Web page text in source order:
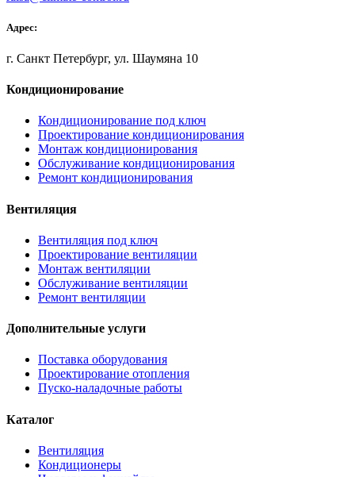
Адрес:
г. Санкт Петербург, ул. Шаумяна 10
Кондиционирование
Кондиционирование под ключ
Проектирование кондиционирования
Монтаж кондиционирования
Обслуживание кондиционирования
Ремонт кондиционирования
Вентиляция
Вентиляция под ключ
Проектирование вентиляции
Монтаж вентиляции
Обслуживание вентиляции
Ремонт вентиляции
Дополнительные услуги
Поставка оборудования
Проектирование отопления
Пуско-наладочные работы
Каталог
Вентиляция
Кондиционеры